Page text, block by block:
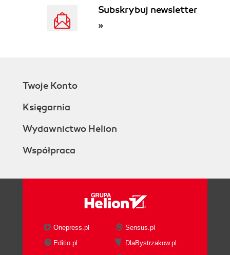
Subskrybuj newsletter
»
Twoje Konto
Księgarnia
Wydawnictwo Helion
Współpraca
Onepress.pl
Sensus.pl
Editio.pl
DlaBystrzakow.pl